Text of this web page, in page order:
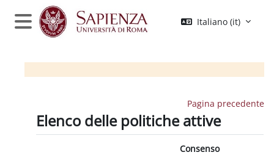
Vai al contenuto principale
Pannello laterale
Italiano ‎(it)‎
Pagina precedente
Elenco delle politiche attive
Consenso